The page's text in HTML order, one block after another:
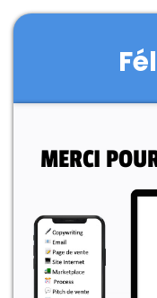
MERCI